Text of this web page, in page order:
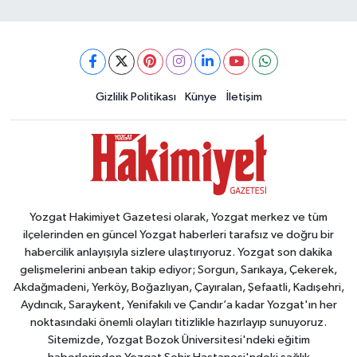
Gizlilik Politikası Künye İletişim
Yozgat Hakimiyet Gazetesi olarak, Yozgat merkez ve tüm
ilçelerinden en güncel Yozgat haberleri tarafsız ve doğru bir
habercilik anlayışıyla sizlere ulaştırıyoruz. Yozgat son dakika
gelişmelerini anbean takip ediyor; Sorgun, Sarıkaya, Çekerek,
Akdağmadeni, Yerköy, Boğazlıyan, Çayıralan, Şefaatli, Kadışehri,
Aydıncık, Saraykent, Yenifakılı ve Çandır’a kadar Yozgat'ın her
noktasındaki önemli olayları titizlikle hazırlayıp sunuyoruz.
Sitemizde, Yozgat Bozok Üniversitesi'ndeki eğitim